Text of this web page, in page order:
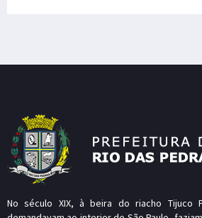
No século XIX, à beira do riacho Tijuco